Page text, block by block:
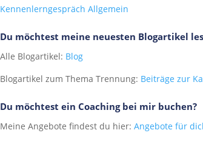
Kennenlerngespräch Allgemein
Du möchtest meine neuesten Blogartikel
Alle Blogartikel: Blog
Blogartikel zum Thema Trennung: Beiträge zur
Du möchtest ein Coaching bei mir buchen?
Meine Angebote findest du hier: Angebote für